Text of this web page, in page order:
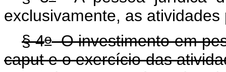
exclusivamente, as
§ 4oO investimento em
caput e o exercício das